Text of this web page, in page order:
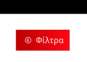
Φίλτρα